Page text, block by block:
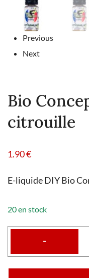
Previous
Next
Bio
citrouille
1.90€
E-liquide DIY Bio
20 en stock
-